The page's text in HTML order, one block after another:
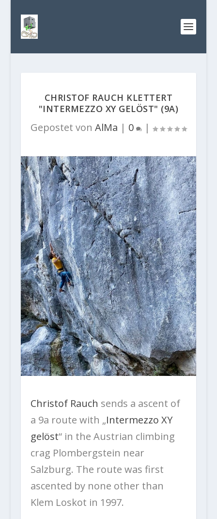
CHRISTOF RAUCH KLETTERT
"INTERMEZZO XY GELÖST" (9A)
Gepostet von AlMa | 0 |
Christof Rauch sends a ascent of
a 9a route with „Intermezzo XY
gelöst“ in the Austrian climbing
crag Plombergstein near
Salzburg. The route was first
ascented by none other than
Klem Loskot in 1997.